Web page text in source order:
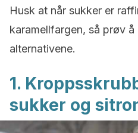
Husk at når sukker er
karamellfargen, så prøv
alternativene.
1.
sukker og